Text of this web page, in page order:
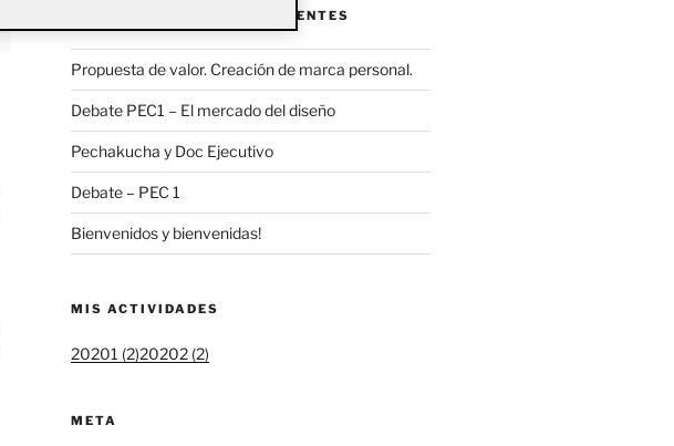
ACTIFOLIO ENTRADAS RECIENTES
Propuesta de valor. Creación de marca personal.
Debate PEC1 – El mercado del diseño
Pechakucha y Doc Ejecutivo
Debate – PEC 1
Bienvenidos y bienvenidas!
MIS ACTIVIDADES
20201 (2)20202 (2)
META